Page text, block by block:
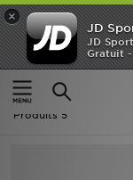
×
JD
JD
Gratuit -
Accueil
Femme
Soldes |
Produits 5
Accueil
Nouveautés
Homme